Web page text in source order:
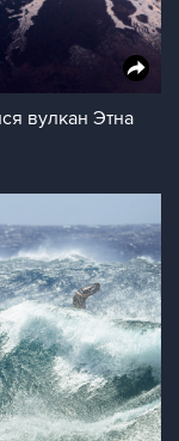
вулкан Этна